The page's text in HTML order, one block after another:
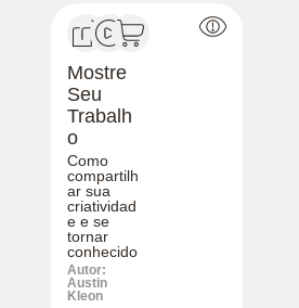
Mostre
Seu
Trabalh
o
Como
compartilh
ar sua
criatividad
e e se
tornar
conhecido
Autor:
Austin
Kleon